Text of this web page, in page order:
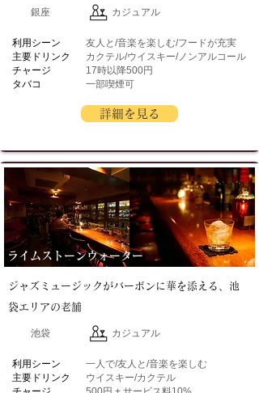
銀座 カジュアル
​利用シーン
主要ドリンク
チャージ
タバコ
友人と/音楽を楽しむ/フードが充実
カクテル/ウイスキー/ノンアルコール
17時以降500円
一部喫煙可
詳細を見る
ライムストーンウォーター
ジャズミュージックがバーボンに華を添える、池
袋エリアの老舗
池袋 カジュアル
​利用シーン
主要ドリンク
一人で/友人と/音楽を楽しむ
ウイスキー/カクテル